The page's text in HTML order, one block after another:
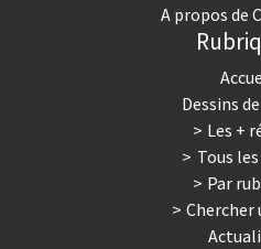
A propos de
Dessins
Les +
Tous
Par
Chercher